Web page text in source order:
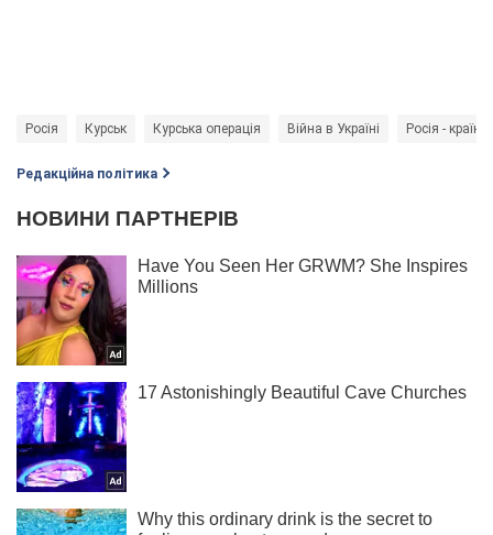
Росія Курськ Курська операція Війна в Україні Росія -
Редакційна політика